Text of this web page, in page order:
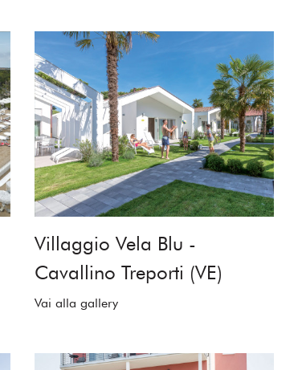
Villaggio Vela Blu -
Cavallino Treporti (VE)
Vai alla gallery